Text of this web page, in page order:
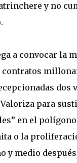
y no
a convocar la
para
en el
o la
y medio